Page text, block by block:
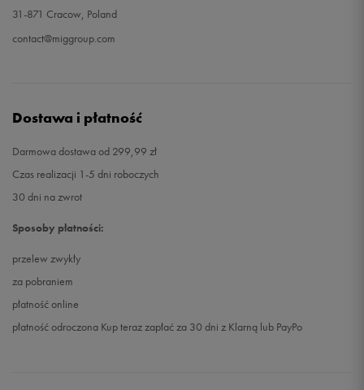
31-871 Cracow, Poland
contact@miggroup.com
Dostawa i płatność
Darmowa dostawa od 299,99 zł
Czas realizacji 1-5 dni roboczych
30 dni na zwrot
Sposoby płatności:
przelew zwykły
za pobraniem
płatność online
płatność odroczona Kup teraz zapłać za 30 dni z Klarną lub PayPo